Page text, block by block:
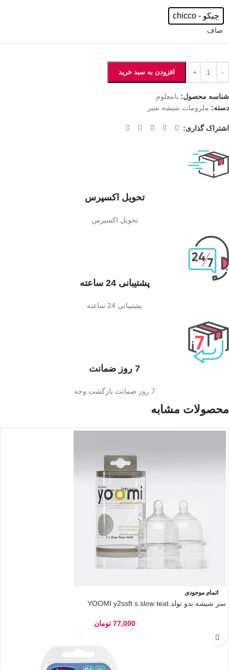
چیکو - chicco
صاف
افزودن به سبد خرید
شناسه محصول: نامعلوم
دسته: ملزومات شیشه شیر
اشتراک گذاری:
تحویل اکسپرس
تحویل اکسپرس
پشتیبانی 24 ساعته
پشتیبانی 24 ساعته
7 روز ضمانت
7 روز ضمانت بازگشت وجه
محصولات مشابه
اتمام موجودی
سر شیشه بدو تولد YOOMI y2ssft s.slow teat
77,000 تومان